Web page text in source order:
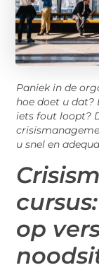
Paniek in de
hoe doet u dat?
iets fout loopt?
u snel en
op